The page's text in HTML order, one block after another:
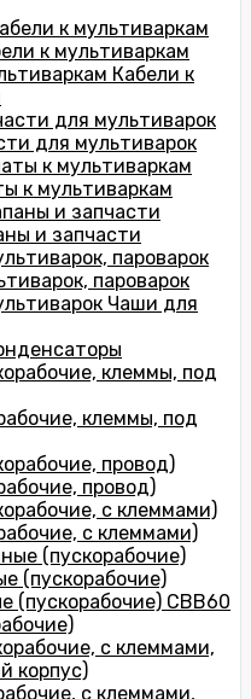
к мультиваркам
Кабели к
для мультиварок
к мультиваркам
и запчасти
пароварок
Чаши для
клеммы, под
провод)
с клеммами)
(пускорабочие)
CBB60
с клеммами,